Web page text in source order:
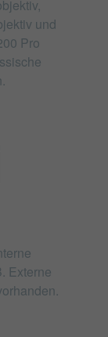
und
Pro
Externe